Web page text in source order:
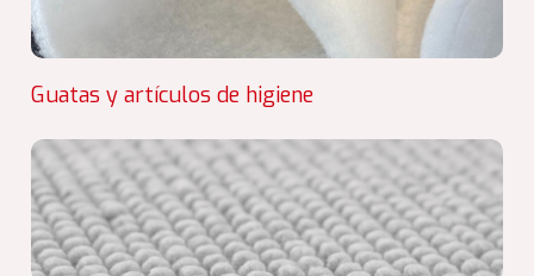
Guatas y artículos de higiene